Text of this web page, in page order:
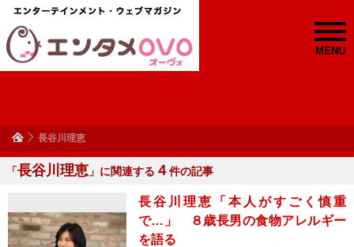
MENU
長谷川理恵
「長谷川理恵 」に関連する ４件の記事
長谷川理恵「本人がすごく慎重
で…」 ８歳長男の食物アレルギー
を語る